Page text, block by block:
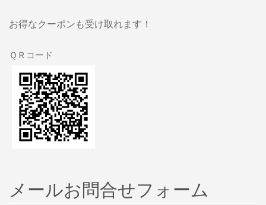
お得なクーポンも受け取れます！
ＱＲコード
メールお問合せフォーム